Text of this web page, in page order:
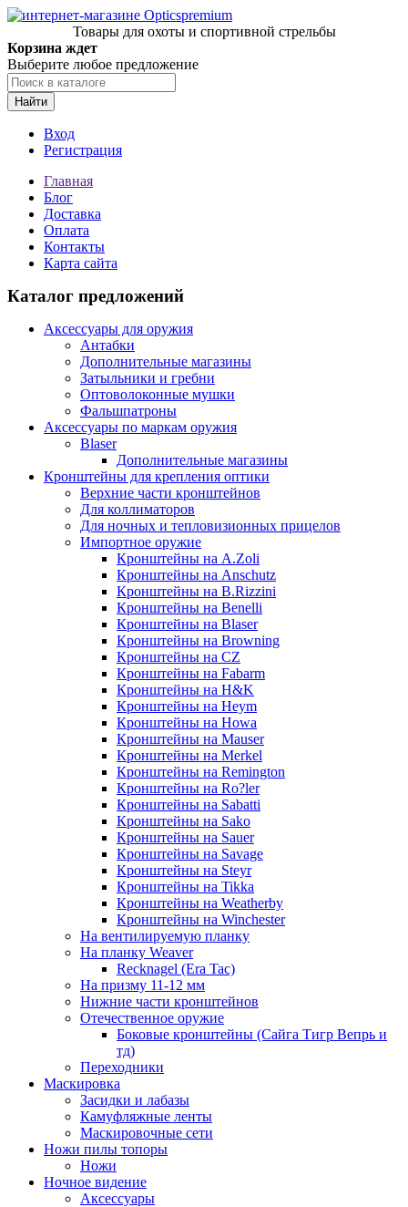
Товары для охоты и спортивной стрельбы
Корзина ждет
Выберите любое предложение
Найти
Вход
Регистрация
Главная
Блог
Доставка
Оплата
Контакты
Карта сайта
Каталог предложений
Аксессуары для оружия
Антабки
Дополнительные магазины
Затыльники и гребни
Оптоволоконные мушки
Фальшпатроны
Аксессуары по маркам оружия
Blaser
Дополнительные магазины
Кронштейны для крепления оптики
Верхние части кронштейнов
Для коллиматоров
Для ночных и тепловизионных прицелов
Импортное оружие
Кронштейны на A.Zoli
Кронштейны на Anschutz
Кронштейны на B.Rizzini
Кронштейны на Benelli
Кронштейны на Blaser
Кронштейны на Browning
Кронштейны на CZ
Кронштейны на Fabarm
Кронштейны на H&K
Кронштейны на Heym
Кронштейны на Howa
Кронштейны на Mauser
Кронштейны на Merkel
Кронштейны на Remington
Кронштейны на Ro?ler
Кронштейны на Sabatti
Кронштейны на Sako
Кронштейны на Sauer
Кронштейны на Savage
Кронштейны на Steyr
Кронштейны на Tikka
Кронштейны на Weatherby
Кронштейны на Winchester
На вентилируемую планку
На планку Weaver
Recknagel (Era Tac)
На призму 11-12 мм
Нижние части кронштейнов
Отечественное оружие
Боковые кронштейны (Сайга Тигр Вепрь и
тд)
Переходники
Маскировка
Засидки и лабазы
Камуфляжные ленты
Маскировочные сети
Ножи пилы топоры
Ножи
Ночное видение
Аксессуары